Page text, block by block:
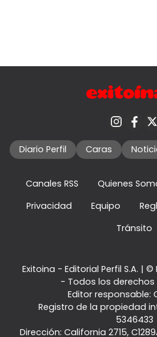
Diario Perfil Caras
Canales RSS Quienes
Privacidad
Equipo
Tránsito
Exitoina - Editorial Perfil S.A. | ©
- Todos los derechos
Editor responsable:
Registro de la propiedad
5346433
Dirección: California 2715,